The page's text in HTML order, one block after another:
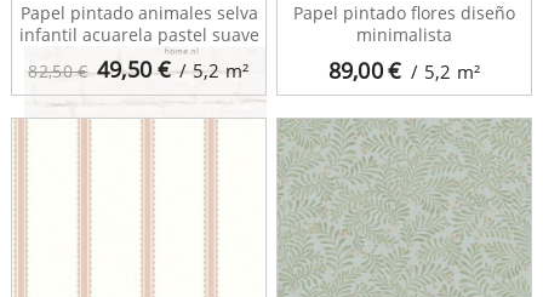
Fab 138532
82,50 € 49,50€ / 5,2m²
Papel pintado animales selva
infantil acuarela pastel suave
89,00€ / 5,2 m²
Papel pintado flores diseño
minimalista